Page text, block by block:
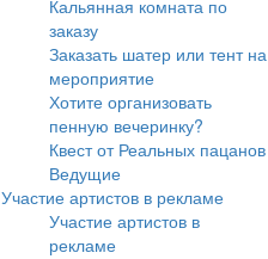
Кальянная комната по
заказу
Заказать шатер или тент на
мероприятие
Хотите организовать
пенную вечеринку?
Квест от Реальных пацанов
Ведущие
Участие артистов в рекламе
Участие артистов в
рекламе